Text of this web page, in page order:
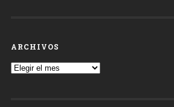
ARCHIVOS
Archivos